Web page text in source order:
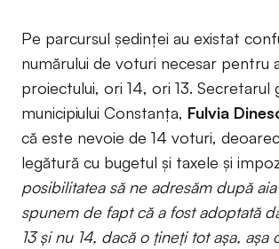
Pe parcursul ședinței au existat
numărului de voturi necesar pentru
proiectului, ori 14, ori 13. Secretarul
municipiului Constanța, Fulvia
că este nevoie de 14 voturi,
legătură cu bugetul și taxele și
posibilitatea să ne adresăm după
spunem de fapt că a fost adoptată
13 și nu 14, dacă o țineți tot așa, așa